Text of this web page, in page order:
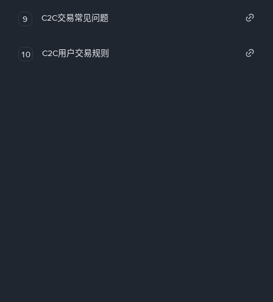
9 C2C交易常见问题
10 C2C用户交易规则